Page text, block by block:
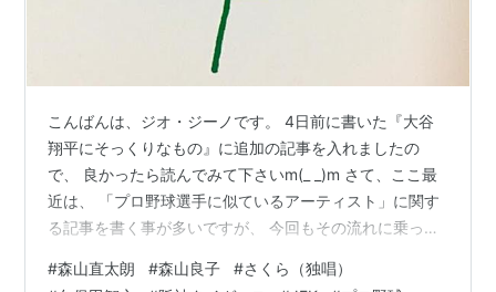
こんばんは、ジオ・ジーノです。 4日前に書いた『大谷
翔平にそっくりなもの』に追加の記事を入れましたの
で、 良かったら読んでみて下さいm(_ _)m さて、ここ最
近は、 「プロ野球選手に似ているアーティスト」に関す
る記事を書く事が多いですが、 今回もその流れに乗って
兄弟」（笑）
#森山直太朗 #森山良子 #さくら（独唱）